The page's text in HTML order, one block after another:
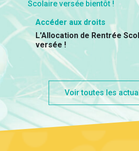
Accéder aux droits
L'Allocation de Rentrée
versée !
Voir toutes les